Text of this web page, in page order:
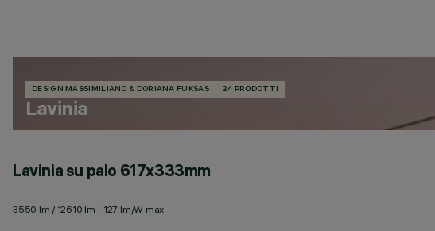
DESIGN MASSIMILIANO & DORIANA FUKSAS 24 PRODOTTI
Lavinia
Lavinia su palo 617x333mm
3550 lm / 12610 lm - 127 lm/W max